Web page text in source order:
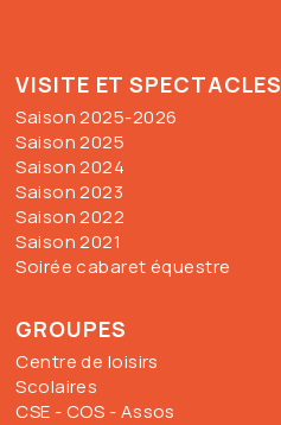
VISITE ET SPECTACLES
Saison 2025-2026
Saison 2025
Saison 2024
Saison 2023
Saison 2022
Saison 2021
Soirée cabaret équestre
GROUPES
Centre de loisirs
Scolaires
CSE - COS - Assos